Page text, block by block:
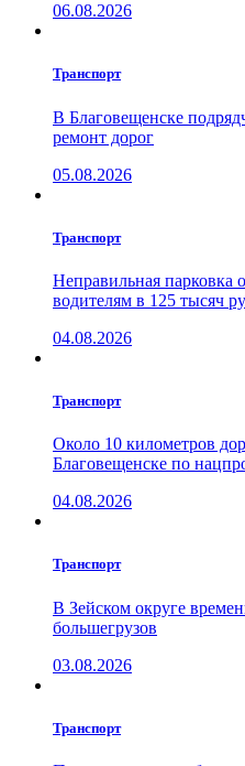
06.08.2026
Транспорт
В Благовещенске
ремонт дорог
05.08.2026
Транспорт
Неправильная парковка
водителям в 125 тысяч
04.08.2026
Транспорт
Около 10 километров
Благовещенске по
04.08.2026
Транспорт
В Зейском округе
большегрузов
03.08.2026
Транспорт